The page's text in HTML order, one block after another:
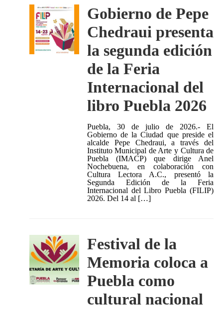
Gobierno de Pepe
Chedraui presenta
la segunda edición
de la Feria
Internacional del
libro Puebla 2026
Puebla, 30 de julio de 2026.- El
Gobierno de la Ciudad que preside el
alcalde Pepe Chedraui, a través del
Instituto Municipal de Arte y Cultura de
Puebla (IMACP) que dirige Anel
Nochebuena, en colaboración con
Cultura Lectora A.C., presentó la
Segunda Edición de la Feria
Internacional del Libro Puebla (FILIP)
2026. Del 14 al […]
Festival de la
Memoria coloca a
Puebla como
cultural nacional